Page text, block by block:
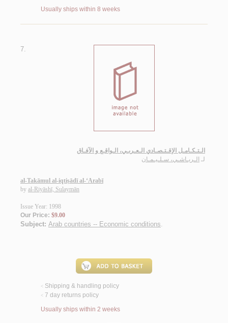
Usually ships within 8 weeks
7.
الـتـكـامـل الإقـتـصـادي الـعـربـي، الـواقـع و الآفـاق
لـ الـريـاشـي، سـلـيـمـان
al-Takāmul al-iqtiṣādī al-‘Arabī
by al-Riyāshī, Sulaymān
Issue Year: 1998
Our Price: $9.00
Subject: Arab countries -- Economic conditions.
< Shipping & handling policy
< 7 day returns policy
Usually ships within 2 weeks